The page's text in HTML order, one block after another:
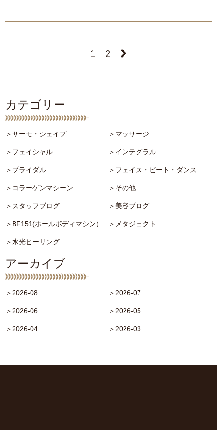
1 2 
カテゴリー
＞サーモ・シェイプ ＞マッサージ
＞フェイシャル ＞インテグラル
＞ブライダル ＞フェイス・ビート・ダンス
＞コラーゲンマシーン ＞その他
＞スタッフブログ ＞美容ブログ
＞BF151(ホールボディマシン） ＞メタジェクト
＞水光ピーリング
アーカイブ
＞2026-08 ＞2026-07
＞2026-06 ＞2026-05
＞2026-04 ＞2026-03